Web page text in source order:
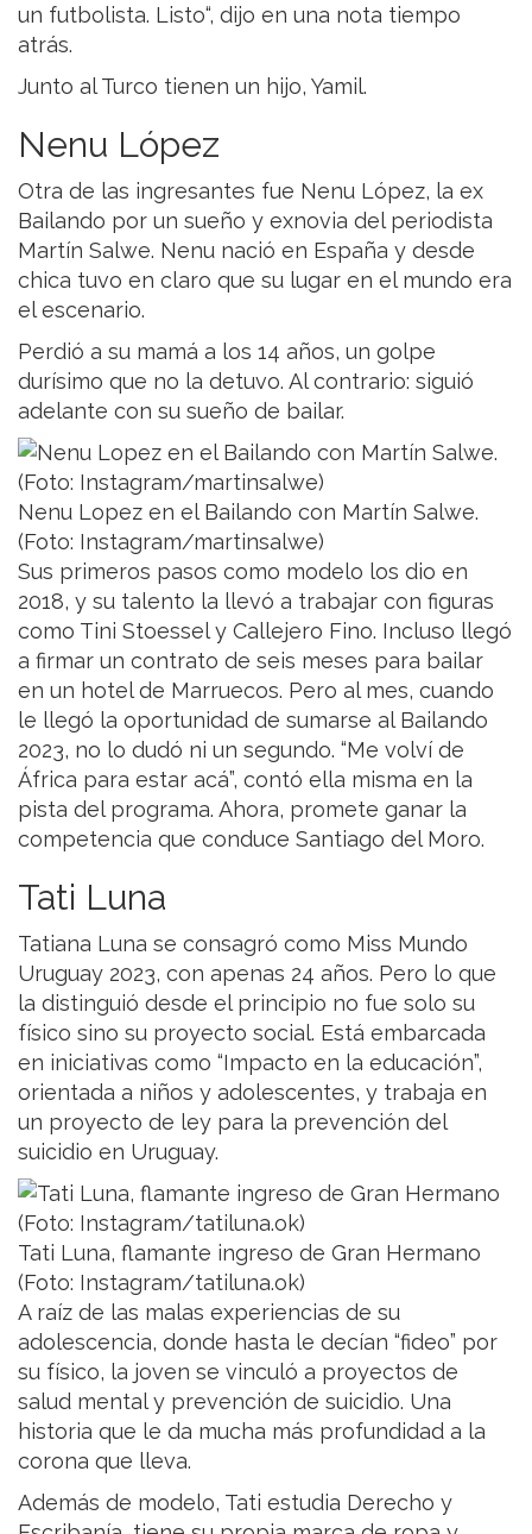
un futbolista. Listo“, dijo en una nota tiempo
atrás.
Junto al Turco tienen un hijo, Yamil.
Nenu López
Otra de las ingresantes fue Nenu López, la ex
Bailando por un sueño y exnovia del periodista
Martín Salwe. Nenu nació en España y desde
chica tuvo en claro que su lugar en el mundo era
el escenario.
Perdió a su mamá a los 14 años, un golpe
durísimo que no la detuvo. Al contrario: siguió
adelante con su sueño de bailar.
Nenu Lopez en el Bailando con Martín Salwe.
(Foto: Instagram/martinsalwe)
Sus primeros pasos como modelo los dio en
2018, y su talento la llevó a trabajar con figuras
como Tini Stoessel y Callejero Fino. Incluso llegó
a firmar un contrato de seis meses para bailar
en un hotel de Marruecos. Pero al mes, cuando
le llegó la oportunidad de sumarse al Bailando
2023, no lo dudó ni un segundo. “Me volví de
África para estar acá”, contó ella misma en la
pista del programa. Ahora, promete ganar la
competencia que conduce Santiago del Moro.
Tati Luna
Tatiana Luna se consagró como Miss Mundo
Uruguay 2023, con apenas 24 años. Pero lo que
la distinguió desde el principio no fue solo su
físico sino su proyecto social. Está embarcada
en iniciativas como “Impacto en la educación”,
orientada a niños y adolescentes, y trabaja en
un proyecto de ley para la prevención del
suicidio en Uruguay.
Tati Luna, flamante ingreso de Gran Hermano
(Foto: Instagram/tatiluna.ok)
A raíz de las malas experiencias de su
adolescencia, donde hasta le decían “fideo” por
su físico, la joven se vinculó a proyectos de
salud mental y prevención de suicidio. Una
historia que le da mucha más profundidad a la
corona que lleva.
Además de modelo, Tati estudia Derecho y